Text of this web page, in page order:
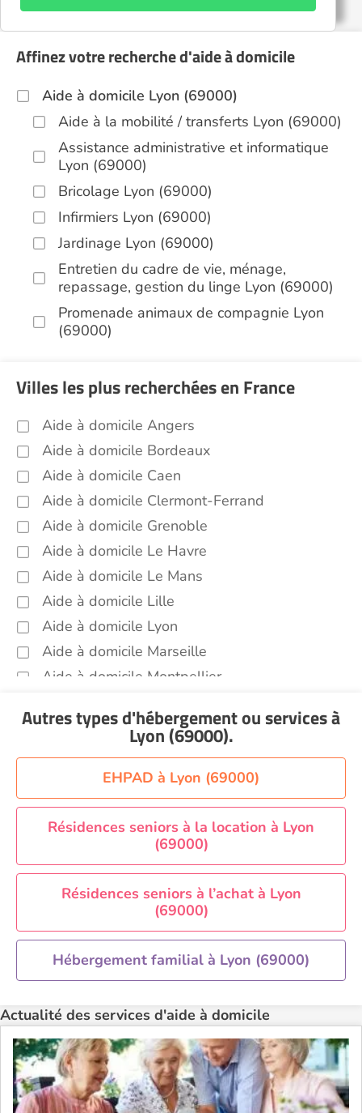
Affinez votre recherche d'aide à domicile
Aide à domicile Lyon (69000)
Aide à la mobilité / transferts Lyon (69000)
Assistance administrative et informatique
Lyon (69000)
Bricolage Lyon (69000)
Infirmiers Lyon (69000)
Jardinage Lyon (69000)
Entretien du cadre de vie, ménage,
repassage, gestion du linge Lyon (69000)
Promenade animaux de compagnie Lyon
(69000)
Autres aides à domicile Lyon (69000)
Villes les plus recherchées en France
Aide à domicile Angers
Aide à domicile Bordeaux
Aide à domicile Caen
Aide à domicile Clermont-Ferrand
Aide à domicile Grenoble
Aide à domicile Le Havre
Aide à domicile Le Mans
Aide à domicile Lille
Aide à domicile Lyon
Aide à domicile Marseille
Aide à domicile Montpellier
Aide à domicile Nice
Aide à domicile Nîmes
Aide à domicile Orléans
Aide à domicile Paris
Aide à domicile Perpignan
Aide à domicile Rennes
Aide à domicile Saint-Etienne
Aide à domicile Toulouse
Recherche par ville
Autres types d'hébergement ou servicesà
Lyon (69000).
EHPAD à Lyon (69000)
Résidences seniors à la location à Lyon
(69000)
Résidences seniors à l’achat à Lyon
(69000)
Hébergement familial à Lyon (69000)
Actualité des services d'aide à domicile